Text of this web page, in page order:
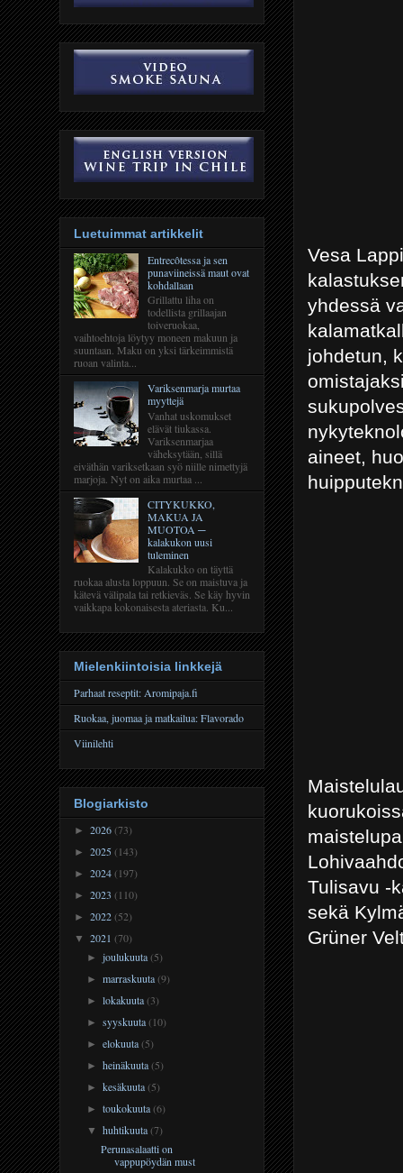
Vesa
yhdessä
johdetun,
aineet,
Tulisavu -
sekä
Grüner
Luetuimmat artikkelit
Entrecôtessa ja sen
punaviineissä maut ovat
kohdallaan
Grillattu liha on
todellista grillaajan
toiveruokaa,
vaihtoehtoja löytyy moneen makuun ja
suuntaan. Maku on yksi tärkeimmistä
ruoan valinta...
Variksenmarja murtaa
myyttejä
Vanhat uskomukset
elävät tiukassa.
Variksenmarjaa
väheksytään, sillä
eiväthän variksetkaan syö niille nimettyjä
marjoja. Nyt on aika murtaa ...
CITYKUKKO,
MAKUA JA
MUOTOA ─
kalakukon uusi
tuleminen
Kalakukko on täyttä
ruokaa alusta loppuun. Se on maistuva ja
kätevä välipala tai retkieväs. Se käy hyvin
vaikkapa kokonaisesta ateriasta. Ku...
Mielenkiintoisia linkkejä
Parhaat reseptit: Aromipaja.fi
Ruokaa, juomaa ja matkailua: Flavorado
Viinilehti
Blogiarkisto
► 2026(73)
► 2025(143)
► 2024(197)
► 2023 (110)
► 2022(52)
▼ 2021 (70)
►joulukuuta(5)
►marraskuuta(9)
►lokakuuta(3)
►syyskuuta(10)
►elokuuta(5)
►heinäkuuta(5)
►kesäkuuta(5)
►toukokuuta(6)
▼huhtikuuta(7)
Perunasalaatti on
vappupöydän must